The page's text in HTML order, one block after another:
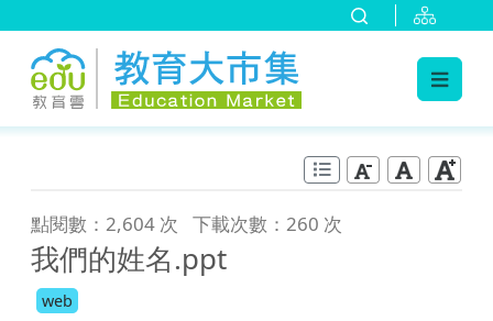
點閱數：2,604 次 下載次數：260 次
我們的姓名.ppt
web